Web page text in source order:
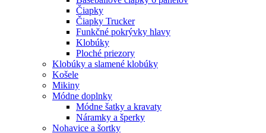
Čiapky
Čiapky Trucker
Funkčné pokrývky hlavy
Klobúky
Ploché priezory
Klobúky a slamené klobúky
Košele
Mikiny
Módne doplnky
Módne šatky a kravaty
Náramky a šperky
Nohavice a šortky